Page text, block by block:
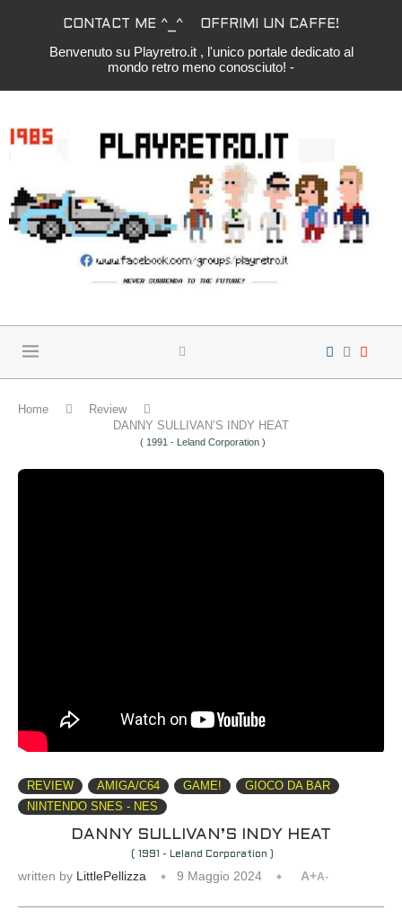
CONTACT ME ^_^ OFFRIMI UN CAFFE!
Benvenuto su Playretro.it , l'unico portale dedicato al
mondo retro meno conosciuto! -
Home
Review
DANNY SULLIVAN’S INDY HEAT
( 1991 - Leland Corporation )
REVIEW AMIGA/C64 GAME!
GIOCO DA BAR
NINTENDO SNES - NES
DANNY SULLIVAN’S INDY HEAT
( 1991 - Leland Corporation )
written by LittlePellizza 9 Maggio 2024 A+A-